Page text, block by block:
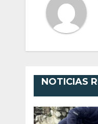
NOTICIAS